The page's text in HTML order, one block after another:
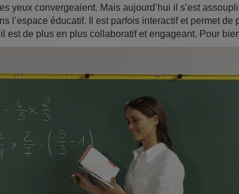
yeux convergeaient. Mais aujourd’hui il s’est
l’espace éducatif. Il est parfois interactif et permet de
est de plus en plus collaboratif et engageant. Pour